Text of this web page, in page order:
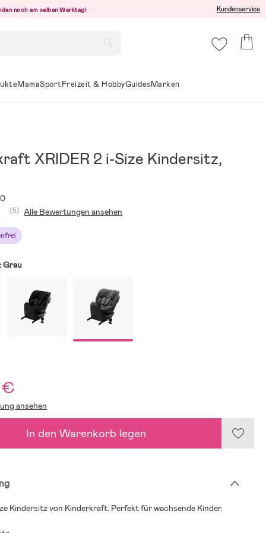
noch am selben Werktag! Kundenservice
MamaSportFreizeit & HobbyGuidesMarken
XRIDER 2 i-Size Kindersitz,
(5) Alle Bewertungen ansehen
Grau
€
ansehen
In den Warenkorb legen
Kindersitz von Kinderkraft. Perfekt für wachsende Kinder.